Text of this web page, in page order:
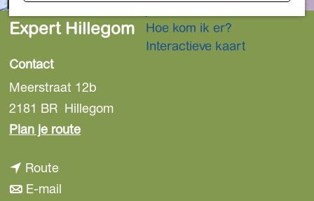
Hoe kom ik er?
Interactieve kaart
Expert Hillegom
Contact
Meerstraat 12b
2181 BR Hillegom
Plan je routen
Routen
a
E-mail